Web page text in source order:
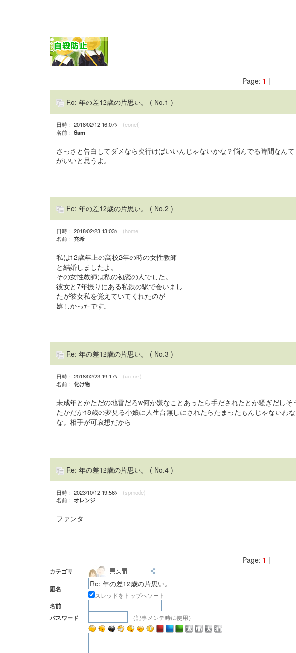
Page: 1 |
Re: 年の差12歳の片思い。 ( No.1 )
日時： 2018/02/12 16:07ﾂ (eonet)
名前： Sam
さっさと告白してダメなら次行けばいいんじゃないかな？悩んでる時間なん
がいいと思うよ。
Re: 年の差12歳の片思い。 ( No.2 )
日時： 2018/02/23 13:03ﾂ (home)
名前： 充希
私は12歳年上の高校2年の時の女性教師
と結婚しましたよ。
その女性教師は私の初恋の人でした。
彼女と7年振りにある私鉄の駅で会いまし
たが彼女私を覚えていてくれたのが
嬉しかったです。
Re: 年の差12歳の片思い。 ( No.3 )
日時： 2018/02/23 19:17ﾂ (au-net)
名前： 化け物
未成年とかただの地雷だろw何か嫌なことあったら手だされたとか騒ぎだし
たかだか18歳の夢見る小娘に人生台無しにされたらたまったもんじゃないわ
な。相手が可哀想だから
Re: 年の差12歳の片思い。 ( No.4 )
日時： 2023/10/12 19:56ﾂ (spmode)
名前： オレンジ
ファンタ
Page: 1 |
カテゴリ
題名
スレッドをトップへソート
名前
パスワード
（記事メンテ時に使用）